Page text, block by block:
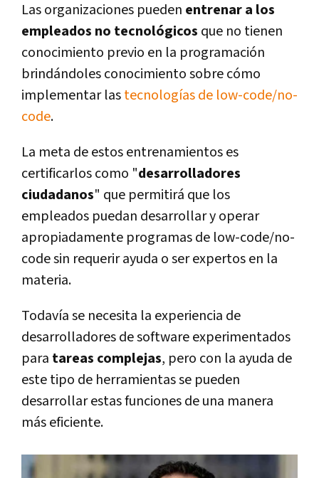
Las organizaciones pueden entrenar a los
empleados no tecnológicos que no tienen
conocimiento previo en la programación
brindándoles conocimiento sobre cómo
implementar lastecnologías de low-code/no-
code.
La meta de estos entrenamientos es
certificarlos como "desarrolladores
ciudadanos" que permitirá que los
empleados puedan desarrollar y operar
apropiadamente programas de low-code/no-
code sin requerir ayuda o ser expertos en la
materia.
Todavía se necesita la experiencia de
desarrolladores de software experimentados
para tareas complejas, pero con la ayuda de
este tipo de herramientas se pueden
desarrollar estas funciones de una manera
más eficiente.